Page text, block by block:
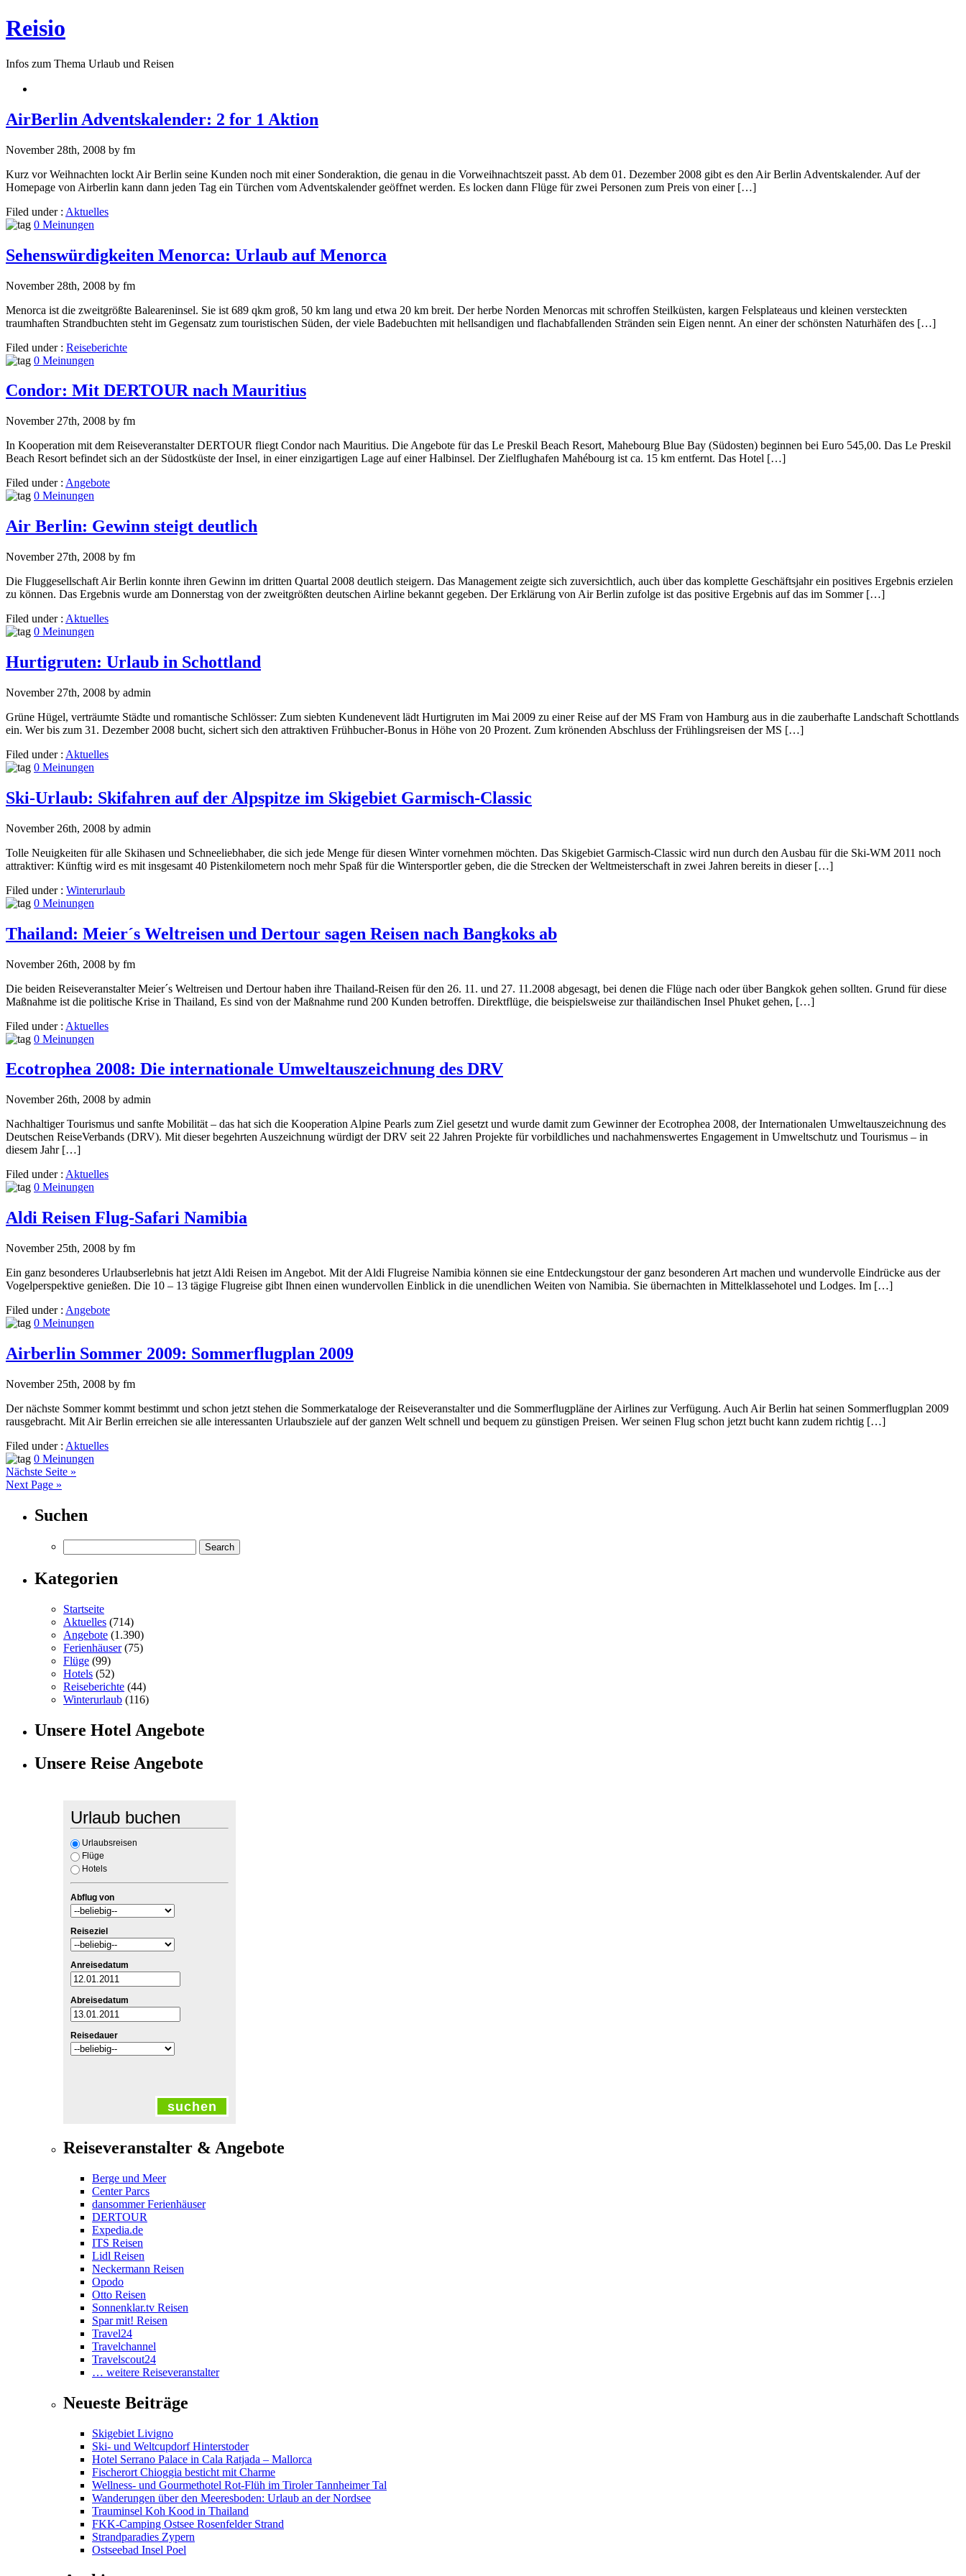
Reisio
Infos zum Thema Urlaub und Reisen
AirBerlin Adventskalender: 2 for 1 Aktion
November 28th, 2008 by fm
Kurz vor Weihnachten lockt Air Berlin seine Kunden noch mit einer Sonderaktion, die genau in die Vorweihnachtszeit passt. Ab dem 01. Dezember 2008 gibt es den Air Berlin Adventskalender. Auf der
Homepage von Airberlin kann dann jeden Tag ein Türchen vom Adventskalender geöffnet werden. Es locken dann Flüge für zwei Personen zum Preis von einer […]
Filed under : Aktuelles
0 Meinungen
Sehenswürdigkeiten Menorca: Urlaub auf Menorca
November 28th, 2008 by fm
Menorca ist die zweitgrößte Baleareninsel. Sie ist 689 qkm groß, 50 km lang und etwa 20 km breit. Der herbe Norden Menorcas mit schroffen Steilküsten, kargen Felsplateaus und kleinen versteckten
traumhaften Strandbuchten steht im Gegensatz zum touristischen Süden, der viele Badebuchten mit hellsandigen und flachabfallenden Stränden sein Eigen nennt. An einer der schönsten Naturhäfen des […]
Filed under : Reiseberichte
0 Meinungen
Condor: Mit DERTOUR nach Mauritius
November 27th, 2008 by fm
In Kooperation mit dem Reiseveranstalter DERTOUR fliegt Condor nach Mauritius. Die Angebote für das Le Preskil Beach Resort, Mahebourg Blue Bay (Südosten) beginnen bei Euro 545,00. Das Le Preskil
Beach Resort befindet sich an der Südostküste der Insel, in einer einzigartigen Lage auf einer Halbinsel. Der Zielflughafen Mahébourg ist ca. 15 km entfernt. Das Hotel […]
Filed under : Angebote
0 Meinungen
Air Berlin: Gewinn steigt deutlich
November 27th, 2008 by fm
Die Fluggesellschaft Air Berlin konnte ihren Gewinn im dritten Quartal 2008 deutlich steigern. Das Management zeigte sich zuversichtlich, auch über das komplette Geschäftsjahr ein positives Ergebnis erzielen
zu können. Das Ergebnis wurde am Donnerstag von der zweitgrößten deutschen Airline bekannt gegeben. Der Erklärung von Air Berlin zufolge ist das positive Ergebnis auf das im Sommer […]
Filed under : Aktuelles
0 Meinungen
Hurtigruten: Urlaub in Schottland
November 27th, 2008 by admin
Grüne Hügel, verträumte Städte und romantische Schlösser: Zum siebten Kundenevent lädt Hurtigruten im Mai 2009 zu einer Reise auf der MS Fram von Hamburg aus in die zauberhafte Landschaft Schottlands
ein. Wer bis zum 31. Dezember 2008 bucht, sichert sich den attraktiven Frühbucher-Bonus in Höhe von 20 Prozent. Zum krönenden Abschluss der Frühlingsreisen der MS […]
Filed under : Aktuelles
0 Meinungen
Ski-Urlaub: Skifahren auf der Alpspitze im Skigebiet Garmisch-Classic
November 26th, 2008 by admin
Tolle Neuigkeiten für alle Skihasen und Schneeliebhaber, die sich jede Menge für diesen Winter vornehmen möchten. Das Skigebiet Garmisch-Classic wird nun durch den Ausbau für die Ski-WM 2011 noch
attraktiver: Künftig wird es mit insgesamt 40 Pistenkilometern noch mehr Spaß für die Wintersportler geben, die die Strecken der Weltmeisterschaft in zwei Jahren bereits in dieser […]
Filed under : Winterurlaub
0 Meinungen
Thailand: Meier´s Weltreisen und Dertour sagen Reisen nach Bangkoks ab
November 26th, 2008 by fm
Die beiden Reiseveranstalter Meier´s Weltreisen und Dertour haben ihre Thailand-Reisen für den 26. 11. und 27. 11.2008 abgesagt, bei denen die Flüge nach oder über Bangkok gehen sollten. Grund für diese
Maßnahme ist die politische Krise in Thailand, Es sind von der Maßnahme rund 200 Kunden betroffen. Direktflüge, die beispielsweise zur thailändischen Insel Phuket gehen, […]
Filed under : Aktuelles
0 Meinungen
Ecotrophea 2008: Die internationale Umweltauszeichnung des DRV
November 26th, 2008 by admin
Nachhaltiger Tourismus und sanfte Mobilität – das hat sich die Kooperation Alpine Pearls zum Ziel gesetzt und wurde damit zum Gewinner der Ecotrophea 2008, der Internationalen Umweltauszeichnung des
Deutschen ReiseVerbands (DRV). Mit dieser begehrten Auszeichnung würdigt der DRV seit 22 Jahren Projekte für vorbildliches und nachahmenswertes Engagement in Umweltschutz und Tourismus – in
diesem Jahr […]
Filed under : Aktuelles
0 Meinungen
Aldi Reisen Flug-Safari Namibia
November 25th, 2008 by fm
Ein ganz besonderes Urlaubserlebnis hat jetzt Aldi Reisen im Angebot. Mit der Aldi Flugreise Namibia können sie eine Entdeckungstour der ganz besonderen Art machen und wundervolle Eindrücke aus der
Vogelperspektive genießen. Die 10 – 13 tägige Flugreise gibt Ihnen einen wundervollen Einblick in die unendlichen Weiten von Namibia. Sie übernachten in Mittelklassehotel und Lodges. Im […]
Filed under : Angebote
0 Meinungen
Airberlin Sommer 2009: Sommerflugplan 2009
November 25th, 2008 by fm
Der nächste Sommer kommt bestimmt und schon jetzt stehen die Sommerkataloge der Reiseveranstalter und die Sommerflugpläne der Airlines zur Verfügung. Auch Air Berlin hat seinen Sommerflugplan 2009
rausgebracht. Mit Air Berlin erreichen sie alle interessanten Urlaubsziele auf der ganzen Welt schnell und bequem zu günstigen Preisen. Wer seinen Flug schon jetzt bucht kann zudem richtig […]
Filed under : Aktuelles
0 Meinungen
Nächste Seite »
Next Page »
Suchen
Kategorien
Startseite
Aktuelles (714)
Angebote (1.390)
Ferienhäuser(75)
Flüge (99)
Hotels (52)
Reiseberichte (44)
Winterurlaub (116)
Unsere Hotel Angebote
Unsere Reise Angebote
Urlaub buchen
Urlaubsreisen
Flüge
Hotels
Abflug von
Reiseziel
Anreisedatum
Abreisedatum
Reisedauer
suchen
Reiseveranstalter & Angebote
Berge und Meer
Center Parcs
dansommer Ferienhäuser
DERTOUR
Expedia.de
ITS Reisen
Lidl Reisen
Neckermann Reisen
Opodo
Otto Reisen
Sonnenklar.tv Reisen
Spar mit! Reisen
Travel24
Travelchannel
Travelscout24
… weitere Reiseveranstalter
Neueste Beiträge
Skigebiet Livigno
Ski- und Weltcupdorf Hinterstoder
Hotel Serrano Palace in Cala Ratjada – Mallorca
Fischerort Chioggia besticht mit Charme
Wellness- und Gourmethotel Rot-Flüh im Tiroler Tannheimer Tal
Wanderungen über den Meeresboden: Urlaub an der Nordsee
Trauminsel Koh Kood in Thailand
FKK-Camping Ostsee Rosenfelder Strand
Strandparadies Zypern
Ostseebad Insel Poel